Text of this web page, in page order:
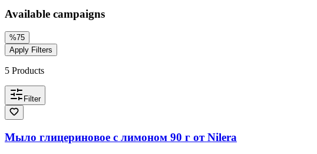
Available campaigns
%75
Apply Filters
5 Products
Filter
Мыло глицериновое с лимоном 90 г от Nilera